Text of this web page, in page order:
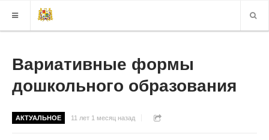
ВЕРСИЯ ДЛЯ СЛАБОВИДЯЩИХ
Вариативные формы
дошкольного образования
АКТУАЛЬНОЕ 11 лет 1 месяц назад